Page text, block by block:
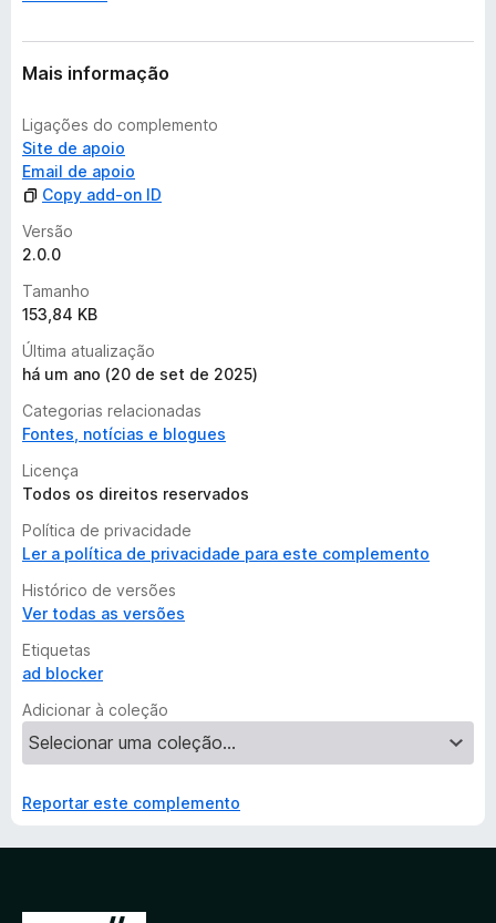
a
Mais informação
Ligações do complemento
Site de apoio
Email de apoio
Copy add-on ID
Versão
2.0.0
Tamanho
153,84 KB
Última atualização
há um ano (20 de set de 2025)
Categorias relacionadas
Fontes, notícias e blogues
Licença
Todos os direitos reservados
Política de privacidade
Ler a política de privacidade para este complemento
Histórico de versões
Ver todas as versões
Etiquetas
ad blocker
Adicionar à coleção
Reportar este complemento